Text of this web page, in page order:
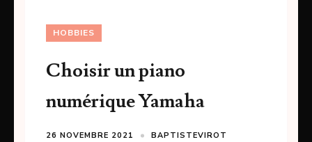
HOBBIES
Choisir un piano
numérique Yamaha
26 NOVEMBRE 2021 BAPTISTEVIROT